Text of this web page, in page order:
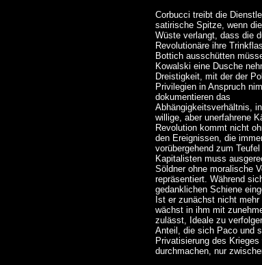
Corbucci treibt die
satirische Spitze, wenn
Wüste verlangt, dass die
Revolutionäre ihre
Bottich ausschütten
Kowalski eine Dusche
Dreistigkeit, mit der der
Privilegien in Anspruch
dokumentieren das
Abhängigkeitsverhältnis,
willige, aber unerfahrene
Revolution kommt nicht
den Ereignissen, die
vorübergehend zum
Kapitalisten muss
Söldner ohne moralische
repräsentiert. Während
gedanklichen Schiene
Ist er zunächst nicht
wächst in ihm mit
zulässt, Ideale zu
Anteil, die sich Paco und
Privatisierung des
durchmachen, nur